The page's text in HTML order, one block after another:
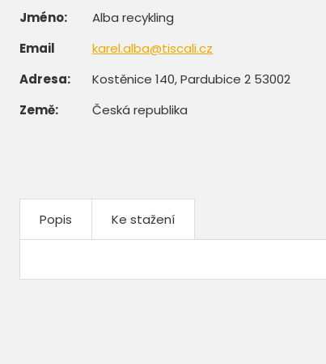
Jméno:
Alba recykling
Email
karel.alba@tiscali.cz
Adresa:
Kostěnice 140, Pardubice 2 53002
Země:
Česká republika
Popis Ke stažení